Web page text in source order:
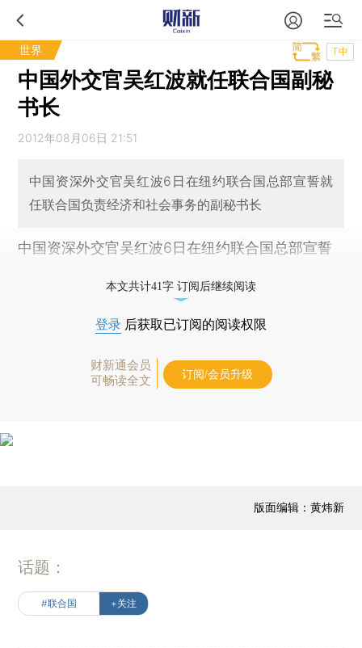
世界 T中
中国外交官吴红波就任联合国副秘
书长
2012年08月06日 21:51
中国资深外交官吴红波6日在纽约联合国总部宣誓就
任联合国负责经济和社会事务的副秘书长
中国资深外交官吴红波6日在纽约联合国总部宣誓
本文共计41字 订阅后继续阅读
登录 后获取已订阅的阅读权限
财新通会员
可畅读全文
订阅/会员升级
版面编辑：黄炜新
话题：
#联合国 +关注